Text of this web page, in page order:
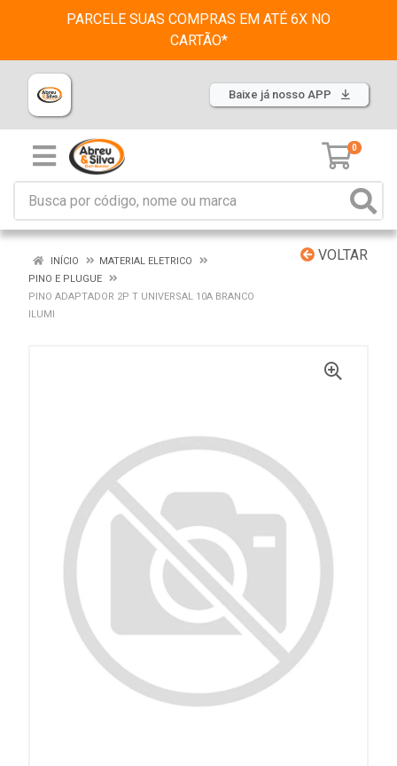
PARCELE SUAS COMPRAS EM ATÉ 6X NO
CARTÃO*
Baixe já nosso APP
0
VOLTAR
INÍCIO
MATERIAL ELETRICO
PINO E PLUGUE
PINO ADAPTADOR 2P T UNIVERSAL 10A BRANCO
ILUMI